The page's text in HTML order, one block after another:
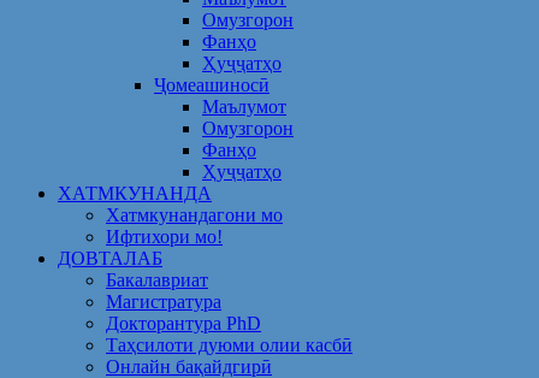
Омузгорон
Фанҳо
Ҳуҷҷатҳо
Ҷомеашиносӣ
Маълумот
Омузгорон
Фанҳо
Ҳуҷҷатҳо
ХАТМКУНАНДА
Хатмкунандагони мо
Ифтихори мо!
ДОВТАЛАБ
Бакалавриат
Магистратура
Докторантура PhD
Таҳсилоти дуюми олии касбӣ
Онлайн бақайдгирӣ